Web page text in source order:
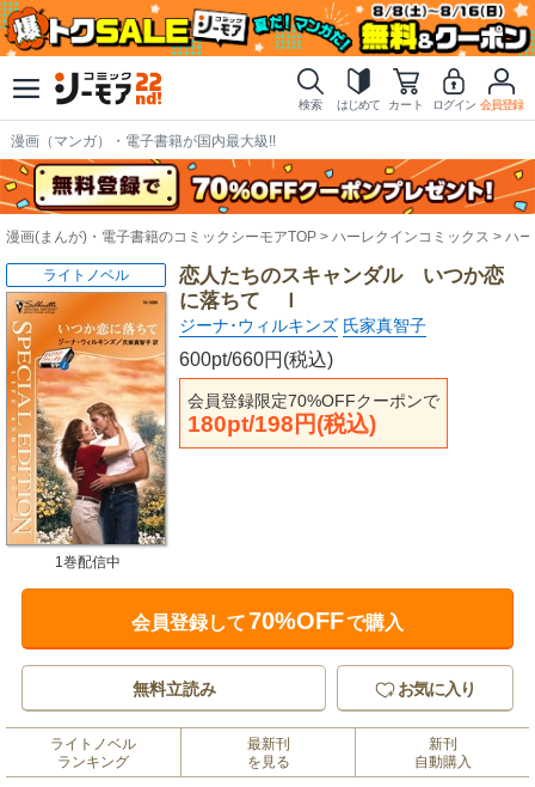
検索 はじめて カート ログイン 会員登録
漫画（マンガ）・電子書籍が国内最大級!!
漫画(まんが)・電子書籍のコミックシーモアTOP ハーレクインコミックス ハ
恋人たちのスキャンダル いつか恋
に落ちて Ｉ
ジーナ･ウィルキンズ 氏家真智子
600pt/660円(税込)
会員登録限定70%OFFクーポンで
180pt/198円(税込)
ライトノベル
1巻配信中
会員登録して70%OFFで購入
無料立読み お気に入り
ライトノベル
ランキング
最新刊
を見る
新刊
自動購入